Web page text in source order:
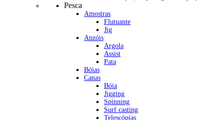
Pesca
Amostras
Flutuante
Jig
Anzóis
Argola
Assist
Pata
Bóias
Canas
Bóia
Jigging
Spinning
Surf casting
Telescópias